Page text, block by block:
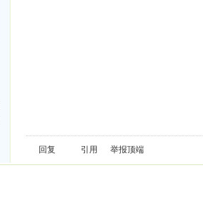
回复 引用 举报顶端